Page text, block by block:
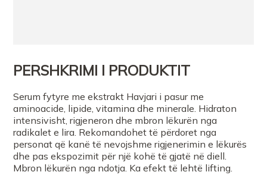
PERSHKRIMI I PRODUKTIT
Serum fytyre me ekstrakt Havjari i pasur me
aminoacide, lipide, vitamina dhe minerale. Hidraton
intensivisht, rigjeneron dhe mbron lëkurën nga
radikalet e lira. Rekomandohet të përdoret nga
personat që kanë të nevojshme rigjenerimin e lëkurës
dhe pas ekspozimit për një kohë të gjatë në diell.
Mbron lëkurën nga ndotja. Ka efekt të lehtë lifting.